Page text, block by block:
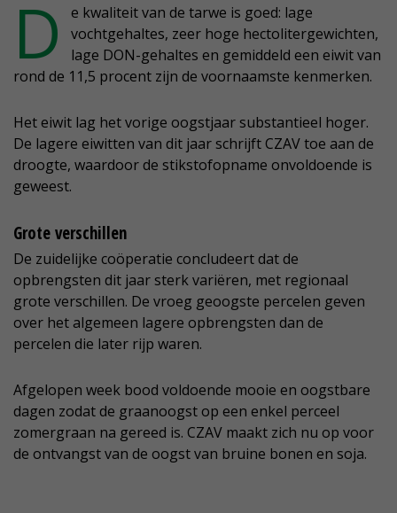
D
e kwaliteit van de tarwe is goed: lage
vochtgehaltes, zeer hoge hectolitergewichten,
lage DON-gehaltes en gemiddeld een eiwit van
rond de 11,5 procent zijn de voornaamste kenmerken.
Het eiwit lag het vorige oogstjaar substantieel hoger.
De lagere eiwitten van dit jaar schrijft CZAV toe aan de
droogte, waardoor de stikstofopname onvoldoende is
geweest.
Grote verschillen
De zuidelijke coöperatie concludeert dat de
opbrengsten dit jaar sterk variëren, met regionaal
grote verschillen. De vroeg geoogste percelen geven
over het algemeen lagere opbrengsten dan de
percelen die later rijp waren.
Afgelopen week bood voldoende mooie en oogstbare
dagen zodat de graanoogst op een enkel perceel
zomergraan na gereed is. CZAV maakt zich nu op voor
de ontvangst van de oogst van bruine bonen en soja.